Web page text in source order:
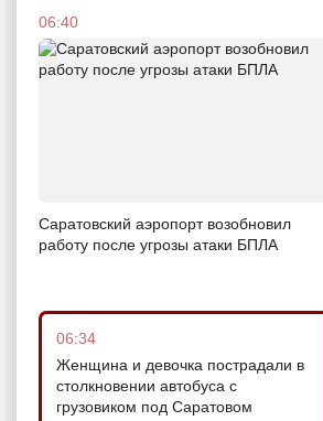
06:40
Саратовский аэропорт возобновил
работу после угрозы атаки БПЛА
06:34
Женщина и девочка пострадали в
столкновении автобуса с
грузовиком под Саратовом